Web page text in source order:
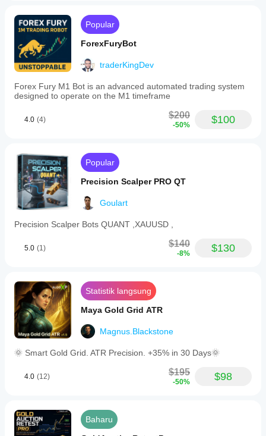
Popular
ForexFuryBot
traderKingDev
Forex Fury M1 Bot is an advanced automated trading system
designed to operate on the M1 timeframe
4.0 (4) $200
-50% $100
Popular
Precision Scalper PRO QT
Goulart
Precision Scalper Bots QUANT ,XAUUSD ,
5.0 (1) $140
-8% $130
Statistik langsung
Maya Gold Grid ATR
Magnus.Blackstone
🌞 Smart Gold Grid. ATR Precision. +35% in 30 Days🌞
4.0 (12) $195
-50% $98
Baharu